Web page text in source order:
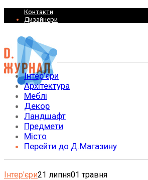
Контакти
Дизайнери
Інтер’єри
Архітектура
Меблі
Декор
Ландшафт
Предмети
Місто
Перейти до Д.Магазину
Інтер'єри21 липня01 травня